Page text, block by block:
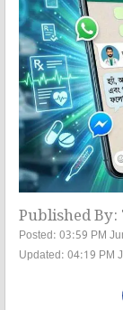
Published
Posted: 03:59 PM
Updated: 04:19 PM